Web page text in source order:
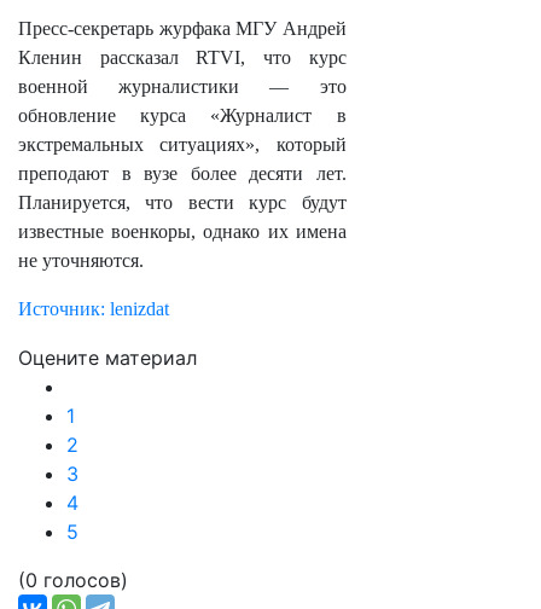
Пресс-секретарь журфака МГУ Андрей
Кленин рассказал RTVI, что курс
военной журналистики — это
обновление курса «Журналист в
экстремальных ситуациях», который
преподают в вузе более десяти лет.
Планируется, что вести курс будут
известные военкоры, однако их имена
не уточняются.
Источник: lenizdat
Оцените материал
1
2
3
4
5
(0 голосов)